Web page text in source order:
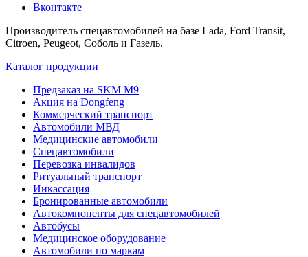
Вконтакте
Производитель спецавтомобилей на базе Lada, Ford Transit,
Citroen, Peugeot, Соболь и Газель.
Каталог продукции
Предзаказ на SKM M9
Акция на Dongfeng
Коммерческий транспорт
Автомобили МВД
Медицинские автомобили
Спецавтомобили
Перевозка инвалидов
Ритуальный транспорт
Инкассация
Бронированные автомобили
Автокомпоненты для спецавтомобилей
Автобусы
Медицинское оборудование
Автомобили по маркам